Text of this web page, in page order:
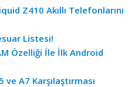
Z410 Akıllı Telefonlarını
Listesi!
Özelliği İle İlk Android
A7 Karşılaştırması